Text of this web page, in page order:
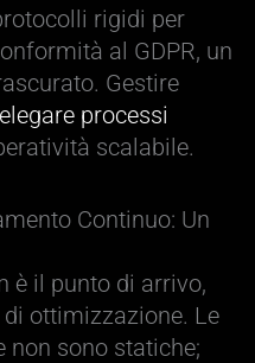
rigidi per
al GDPR, un
Gestire
processi
scalabile.
Continuo: Un
è il punto di arrivo,
ottimizzazione. Le
non sono statiche;